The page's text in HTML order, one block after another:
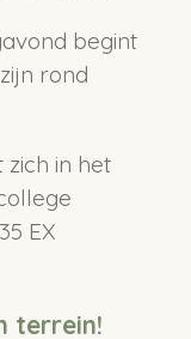
begint
rond
in het
EX
terrein!